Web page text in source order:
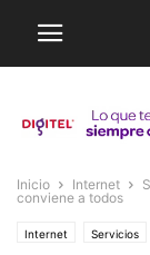
Inicio Internet
conviene a todos
Internet Servicios